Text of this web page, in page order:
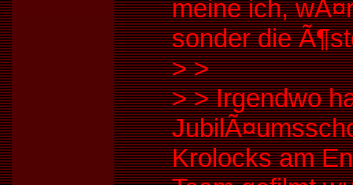
meine ich,
sonder die
>>
>> Irgendwo
Krolocks am